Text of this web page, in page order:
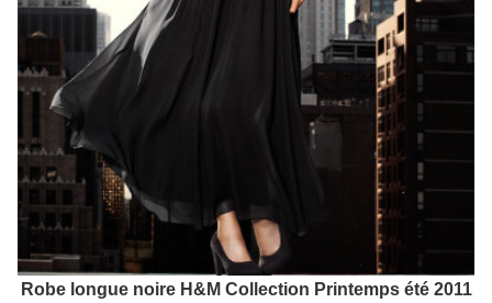
Robe longue noire H&M Collection Printemps été 2011